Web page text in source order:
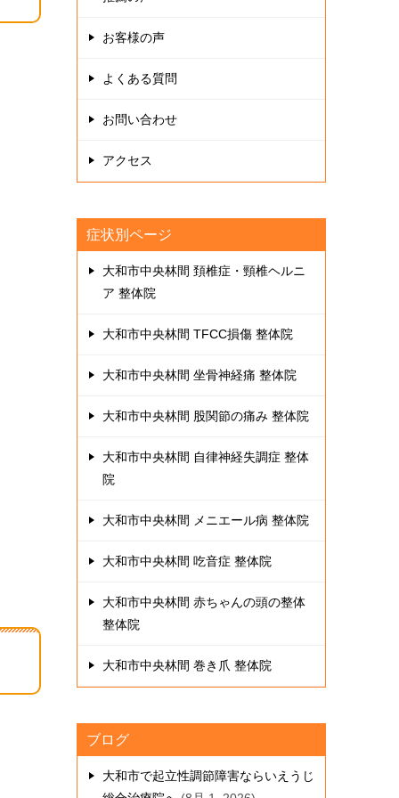
お客様の声
よくある質問
お問い合わせ
アクセス
症状別ページ
大和市中央林間 頚椎症・頸椎ヘルニ
ア 整体院
大和市中央林間 TFCC損傷 整体院
大和市中央林間 坐骨神経痛 整体院
大和市中央林間 股関節の痛み 整体院
大和市中央林間 自律神経失調症 整体
院
大和市中央林間 メニエール病 整体院
大和市中央林間 吃音症 整体院
大和市中央林間 赤ちゃんの頭の整体
整体院
大和市中央林間 巻き爪 整体院
ブログ
大和市で起立性調節障害ならいえうじ